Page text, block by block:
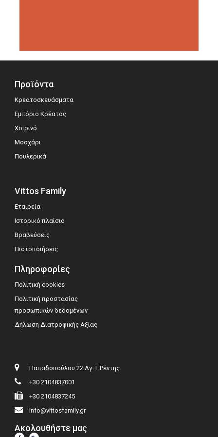
Προϊόντα
Κρεατοσκευάσματα
Εμπόριο Κρέατος
Χοιρινό
Μοσχάρι
Πουλερικά
Vittos Family
Εταιρεία
Ιστορικό πλαίσιο
Βραβεύσεις
Πιστοποιήσεις
Πληροφορίες
Πολιτική cookies
Πολιτική προστασίας
προσωπικών δεδομένων
Δήλωση Διατροφικής Αξίας
Παπαδοπούλου 22 Αγ. Ι. Ρέντης
+30 2104837001
+30 2104837245
info@vittosfamily.gr
Ακολουθήστε μας